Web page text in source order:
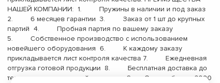
НАШЕЙ КОМПАНИИ: 1. Пружины в наличии и под заказ
2. 6 месяцев гарантии 3. Заказ от 1 шт до крупных
партий 4. Пробная партия по вашему заказу
5. Собственное производство с использованием
новейшего оборудования 6. К каждому заказу
прикладывается лист контроля качества 7. Ежедневная
отгрузка готовой продукции 8. Бесплатная доставка до
терминала транспортной компании 9. Опыт работы с 2000